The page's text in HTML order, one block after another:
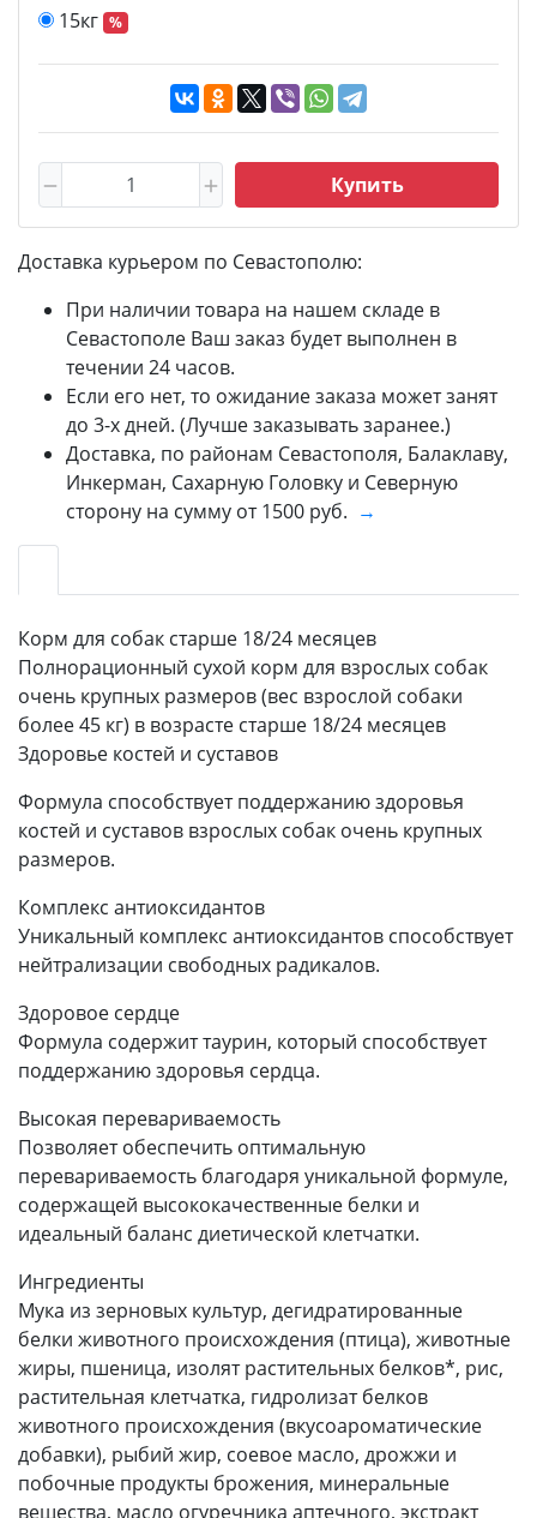
15кг %
Купить
Доставка курьером по Севастополю:
При наличии товара на нашем складе в
Севастополе Ваш заказ будет выполнен в
течении 24 часов.
Если его нет, то ожидание заказа может занят
до 3-х дней. (Лучше заказывать заранее.)
Доставка, по районам Севастополя, Балаклаву,
Инкерман, Сахарную Головку и Северную
сторону на сумму от 1500 руб. →
Корм для собак старше 18/24 месяцев
Полнорационный сухой корм для взрослых собак
очень крупных размеров (вес взрослой собаки
более 45 кг) в возрасте старше 18/24 месяцев
Здоровье костей и суставов
Формула способствует поддержанию здоровья
костей и суставов взрослых собак очень крупных
размеров.
Комплекс антиоксидантов
Уникальный комплекс антиоксидантов способствует
нейтрализации свободных радикалов.
Здоровое сердце
Формула содержит таурин, который способствует
поддержанию здоровья сердца.
Высокая перевариваемость
Позволяет обеспечить оптимальную
перевариваемость благодаря уникальной формуле,
содержащей высококачественные белки и
идеальный баланс диетической клетчатки.
Ингредиенты
Мука из зерновых культур, дегидратированные
белки животного происхождения (птица), животные
жиры, пшеница, изолят растительных белков*, рис,
растительная клетчатка, гидролизат белков
животного происхождения (вкусоароматические
добавки), рыбий жир, соевое масло, дрожжи и
побочные продукты брожения, минеральные
вещества, масло огуречника аптечного, экстракт